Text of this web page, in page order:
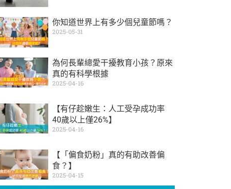
你知道世界上有多少個兒童節嗎？
2025-05-31
為何長輩總愛干擾教育小孩？原來
真的有科學根據
2025-04-16
【有仔趁嫩生：人工受孕成功率
40歲以上僅26%】
2025-04-16
【「偏食奶粉」真的有助改善偏
食？】
2025-04-15